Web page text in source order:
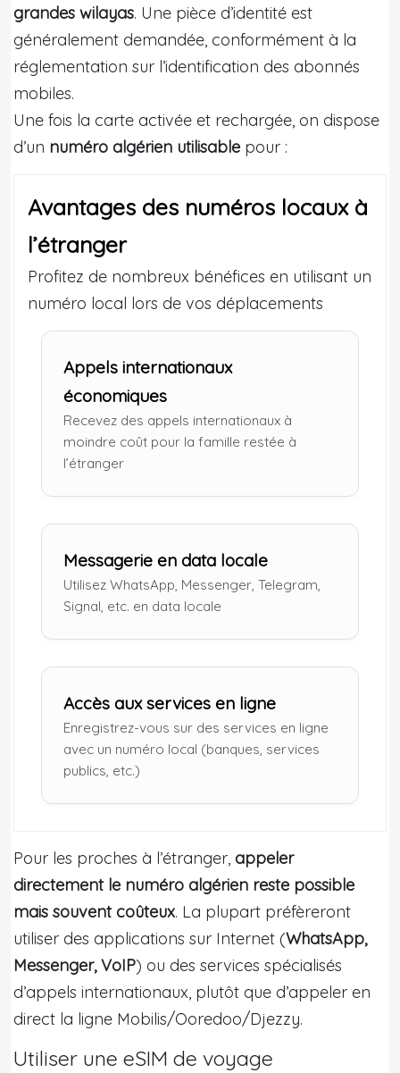
grandes wilayas. Une pièce d’identité est
généralement demandée, conformément à la
réglementation sur l’identification des abonnés
mobiles.
Une fois la carte activée et rechargée, on dispose
d’un numéro algérien utilisable pour :
Avantages des numéros locaux à
l’étranger
Profitez de nombreux bénéfices en utilisant un
numéro local lors de vos déplacements
Appels internationaux
économiques
Recevez des appels internationaux à
moindre coût pour la famille restée à
l’étranger
Messagerie en data locale
Utilisez WhatsApp, Messenger, Telegram,
Signal, etc. en data locale
Accès aux services en ligne
Enregistrez-vous sur des services en ligne
avec un numéro local (banques, services
publics, etc.)
Pour les proches à l’étranger, appeler
directement le numéro algérien reste possible
mais souvent coûteux. La plupart préfèreront
utiliser des applications sur Internet (WhatsApp,
Messenger, VoIP) ou des services spécialisés
d’appels internationaux, plutôt que d’appeler en
direct la ligne Mobilis/Ooredoo/Djezzy.
Utiliser une eSIM de voyage